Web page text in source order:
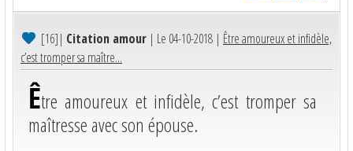
[16]| Citation amour | Le 04-10-2018 | Être amoureux et infidèle,
c’est tromper sa maître...
Être amoureux et infidèle, c’est tromper sa
maîtresse avec son épouse.